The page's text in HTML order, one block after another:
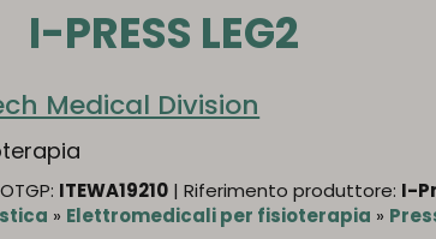
I-PRESS LEG2
Medical Division
ITEWA19210 | Riferimento produttore: I-
» Elettromedicali per fisioterapia »